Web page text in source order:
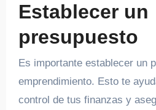
Establecer un
presupuesto
Es importante establecer un
emprendimiento. Esto te
control de tus finanzas y